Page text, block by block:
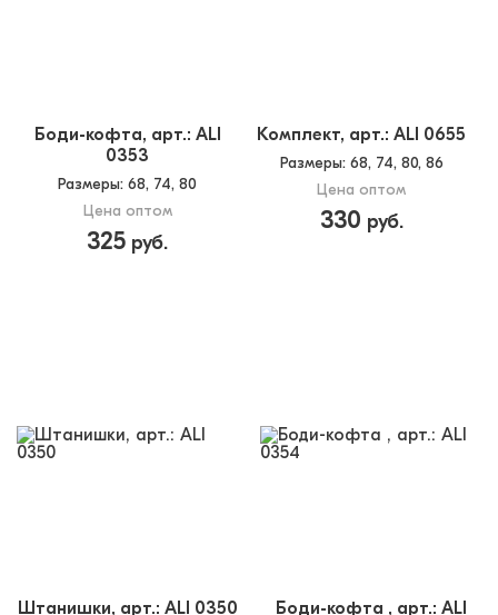
Боди-кофта, арт.: ALI
0353
Размеры: 68, 74, 80
Цена оптом
325 руб.
Комплект, арт.: ALI 0655
Размеры: 68, 74, 80, 86
Цена оптом
330 руб.
Штанишки, арт.: ALI 0350 Боди-кофта , арт.: ALI